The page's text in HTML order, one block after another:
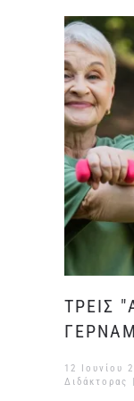
ΤΡΕΙΣ
12 Ιουνίου
Διδάκτορας